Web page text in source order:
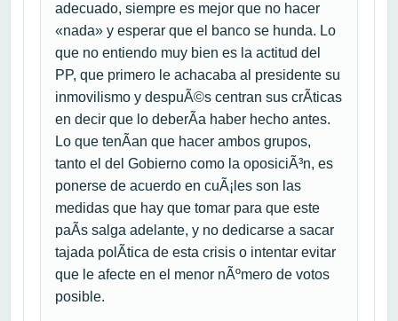
adecuado, siempre es mejor que no hacer
«nada» y esperar que el banco se hunda. Lo
que no entiendo muy bien es la actitud del
PP, que primero le achacaba al presidente su
inmovilismo y despuÃ©s centran sus crÃ­ticas
en decir que lo deberÃ­a haber hecho antes.
Lo que tenÃ­an que hacer ambos grupos,
tanto el del Gobierno como la oposiciÃ³n, es
ponerse de acuerdo en cuÃ¡les son las
medidas que hay que tomar para que este
paÃ­s salga adelante, y no dedicarse a sacar
tajada polÃ­tica de esta crisis o intentar evitar
que le afecte en el menor nÃºmero de votos
posible.